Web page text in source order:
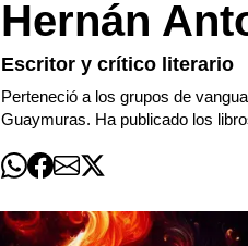
Hernán
Escritor y crítico literario
Perteneció a los grupos de
Guaymuras. Ha publicado los